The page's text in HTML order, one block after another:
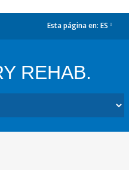
Esta página en: ES
REHAB.